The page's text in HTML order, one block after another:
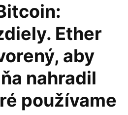
Ether
aby
nahradil
používame